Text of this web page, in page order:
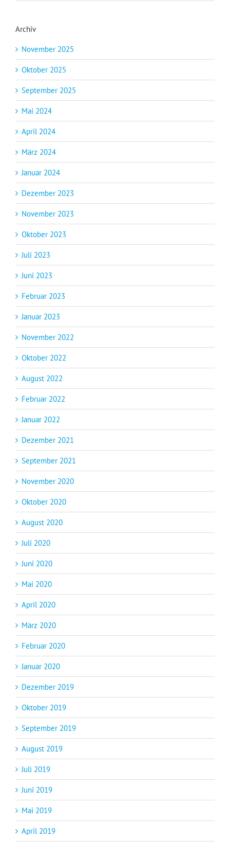
Archiv
November 2025
Oktober 2025
September 2025
Mai 2024
April 2024
März 2024
Januar 2024
Dezember 2023
November 2023
Oktober 2023
Juli 2023
Juni 2023
Februar 2023
Januar 2023
November 2022
Oktober 2022
August 2022
Februar 2022
Januar 2022
Dezember 2021
September 2021
November 2020
Oktober 2020
August 2020
Juli 2020
Juni 2020
Mai 2020
April 2020
März 2020
Februar 2020
Januar 2020
Dezember 2019
Oktober 2019
September 2019
August 2019
Juli 2019
Juni 2019
Mai 2019
April 2019